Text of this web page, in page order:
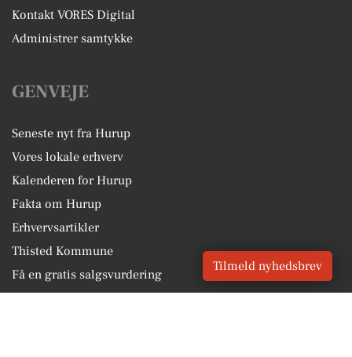
Kontakt VORES Digital
Administrer samtykke
GENVEJE
Seneste nyt fra Hurup
Vores lokale erhverv
Kalenderen for Hurup
Fakta om Hurup
Erhvervsartikler
Thisted Kommune
Få en gratis salgsvurdering
Sponsoreret indhold
Tilmeld nyhedsbrev